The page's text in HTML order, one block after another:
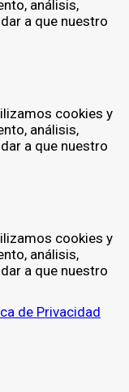
análisis,
a que nuestro
cookies y
análisis,
a que nuestro
cookies y
análisis,
a que nuestro
de Privacidad